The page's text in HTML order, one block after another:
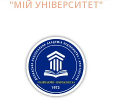
"МІЙ УНІВЕРСИТЕТ"